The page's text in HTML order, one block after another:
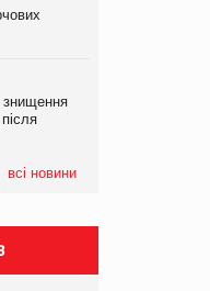
знищення
всі новини
від ТМ
знищення